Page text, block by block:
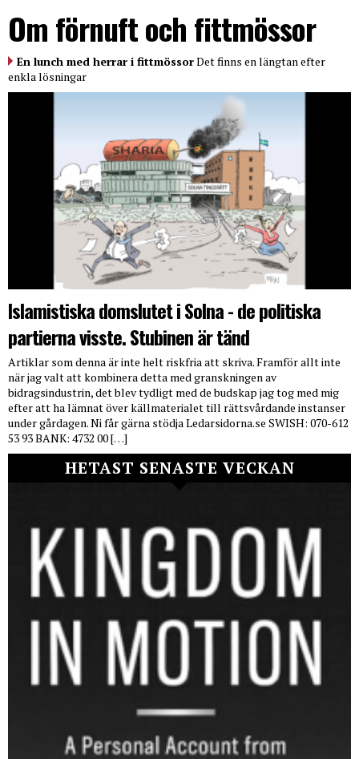
Om förnuft och fittmössor
En lunch med herrar i fittmössorDet finns en längtan efter
enkla lösningar
Islamistiska domslutet i Solna - de politiska
partierna visste. Stubinen är tänd
Artiklar som denna är inte helt riskfria att skriva. Framför allt inte
när jag valt att kombinera detta med granskningen av
bidragsindustrin, det blev tydligt med de budskap jag tog med mig
efter att ha lämnat över källmaterialet till rättsvårdande instanser
under gårdagen. Ni får gärna stödja Ledarsidorna.se SWISH: 070-612
53 93 BANK: 4732 00 […]
HETAST SENASTE VECKAN